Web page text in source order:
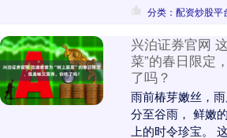
分类：配资炒股平
兴泊证券官网
菜”的春日限定
了吗？
雨前椿芽嫩丝，
分至谷雨， 鲜嫩
上的时令珍宝。